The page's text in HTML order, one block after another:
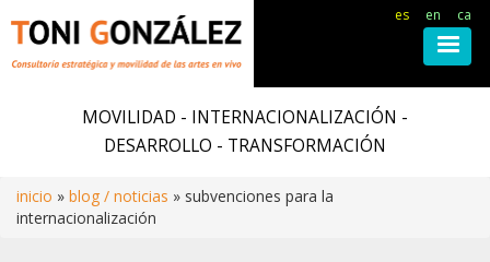
MOVILIDAD - INTERNACIONALIZACIÓN -
DESARROLLO - TRANSFORMACIÓN
Ruta
inicio blog / noticias
subvenciones para la
internacionalización
es en ca